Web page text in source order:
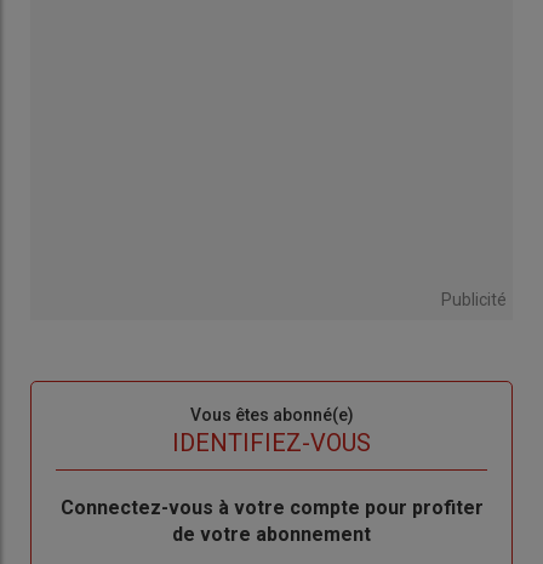
Publicité
Vous êtes abonné(e)
IDENTIFIEZ-VOUS
Body
Connectez-vous à votre compte pour profiter
de votre abonnement